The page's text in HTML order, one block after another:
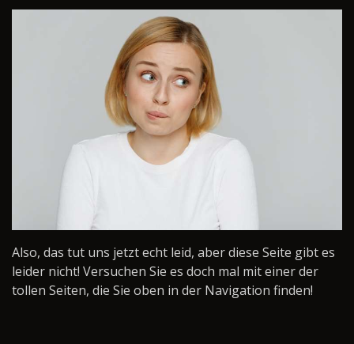
Also, das tut uns jetzt echt leid, aber diese Seite gibt es
leider nicht! Versuchen Sie es doch mal mit einer der
tollen Seiten, die Sie oben in der Navigation finden!